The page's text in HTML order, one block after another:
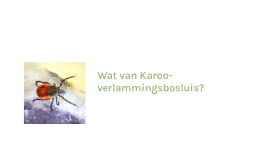
Wat van Karoo-
verlammingsbosluis?